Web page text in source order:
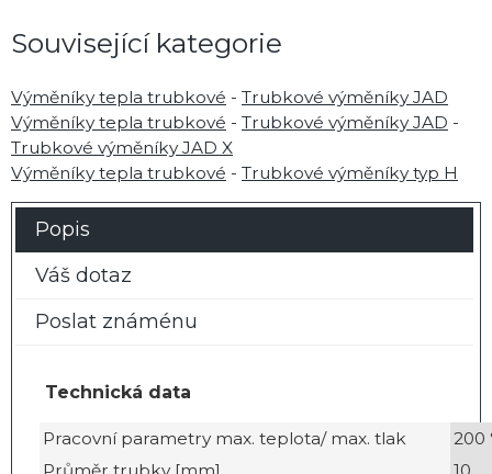
Související kategorie
Výměníky tepla trubkové - Trubkové výměníky JAD
Výměníky tepla trubkové - Trubkové výměníky JAD -
Trubkové výměníky JAD X
Výměníky tepla trubkové - Trubkové výměníky typ H
Popis
Váš dotaz
Poslat známénu
Technická data
Pracovní parametry max. teplota/ max. tlak
200